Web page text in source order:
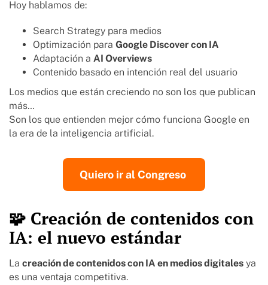
Hoy hablamos de:
Search Strategy para medios
Optimización para Google Discover con IA
Adaptación a AI Overviews
Contenido basado en intención real del usuario
Los medios que están creciendo no son los que publican
más…
Son los que entienden mejor cómo funciona Google en
la era de la inteligencia artificial.
Quiero ir al Congreso
🧩 Creación de contenidos con
IA: el nuevo estándar
La creación de contenidos con IA en medios digitales ya
es una ventaja competitiva.